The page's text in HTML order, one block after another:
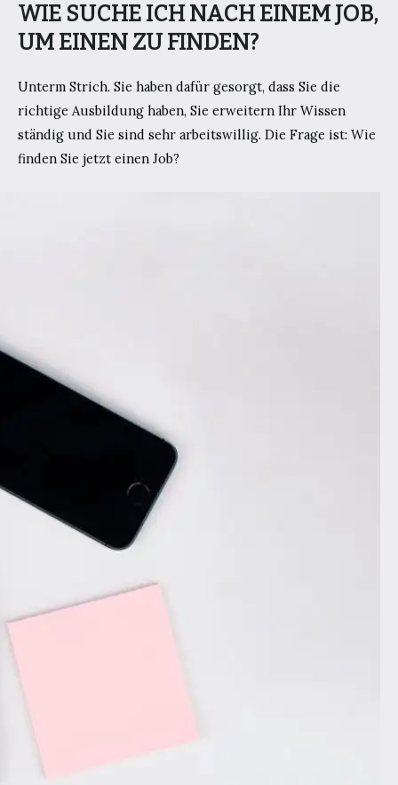
WIE SUCHE ICH NACH EINEM JOB,
UM EINEN ZU FINDEN?
Unterm Strich. Sie haben dafür gesorgt, dass Sie die
richtige Ausbildung haben, Sie erweitern Ihr Wissen
ständig und Sie sind sehr arbeitswillig. Die Frage ist: Wie
finden Sie jetzt einen Job?